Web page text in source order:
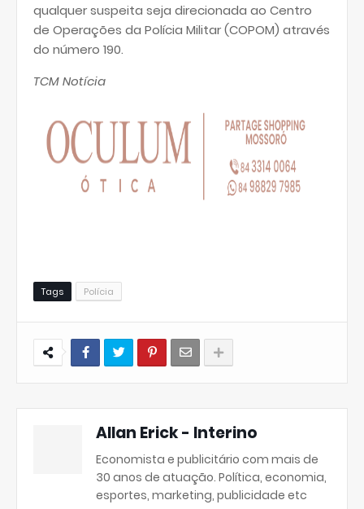
qualquer suspeita seja direcionada ao Centro
de Operações da Polícia Militar (COPOM) através
do número 190.
TCM Notícia
Tags Polícia
Allan Erick - Interino
Economista e publicitário com mais de
30 anos de atuação. Política, economia,
esportes, marketing, publicidade etc